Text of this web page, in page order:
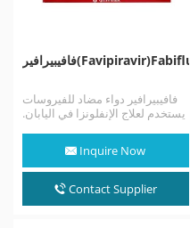
فافيبيرافير(Favipiravir)Fabiflu
فافيبيرافير دواء مضاد للفيروسات
يستخدم لعلاج الإنفلونزا في اليابان.
Inquire Now
Contact Supplier